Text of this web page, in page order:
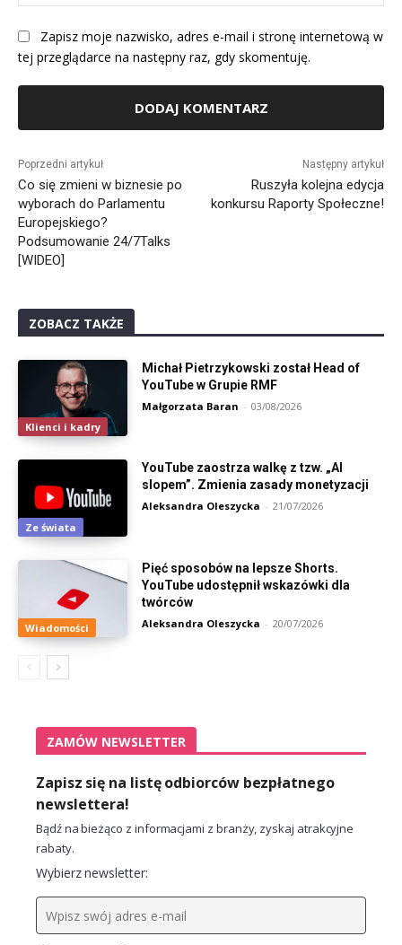
Zapisz moje nazwisko, adres e-mail i stronę internetową w
tej przeglądarce na następny raz, gdy skomentuję.
Poprzedni artykuł
Co się zmieni w biznesie po
wyborach do Parlamentu
Europejskiego?
Podsumowanie 24/7Talks
[WIDEO]
Następny artykuł
Ruszyła kolejna edycja
konkursu Raporty Społeczne!
ZOBACZ TAKŻE
Klienci i kadry
Michał Pietrzykowski został Head of
YouTube w Grupie RMF
Małgorzata Baran - 03/08/2026
Ze świata
YouTube zaostrza walkę z tzw. „AI
slopem”. Zmienia zasady monetyzacji
Aleksandra Oleszycka - 21/07/2026
Wiadomości
Pięć sposobów na lepsze Shorts.
YouTube udostępnił wskazówki dla
twórców
Aleksandra Oleszycka - 20/07/2026
ZAMÓW NEWSLETTER
Zapisz się na listę odbiorców bezpłatnego
newslettera!
Bądź na bieżąco z informacjami z branży, zyskaj atrakcyjne
rabaty.
Wybierz newsletter: